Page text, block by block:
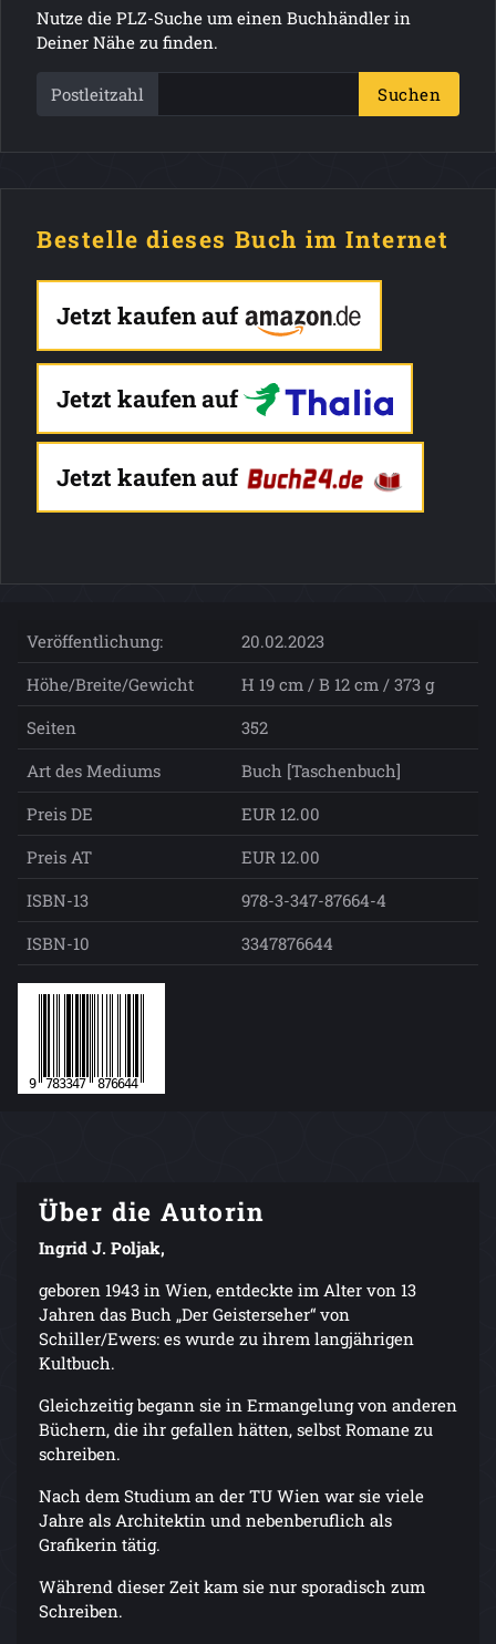
Nutze die PLZ-Suche um einen Buchhändler in
Deiner Nähe zu finden.
Postleitzahl Suchen
Bestelle dieses Buch im Internet
Jetzt kaufen auf
Jetzt kaufen auf
Jetzt kaufen auf
Veröffentlichung:
20.02.2023
Höhe/Breite/Gewicht
H 19 cm / B 12 cm / 373 g
Seiten
352
Art des Mediums
Buch [Taschenbuch]
Preis DE
EUR 12.00
Preis AT
EUR 12.00
ISBN-13
978-3-347-87664-4
ISBN-10
3347876644
Über die Autorin
Ingrid J. Poljak,
geboren 1943 in Wien, entdeckte im Alter von 13
Jahren das Buch „Der Geisterseher“ von
Schiller/Ewers: es wurde zu ihrem langjährigen
Kultbuch.
Gleichzeitig begann sie in Ermangelung von anderen
Büchern, die ihr gefallen hätten, selbst Romane zu
schreiben.
Nach dem Studium an der TU Wien war sie viele
Jahre als Architektin und nebenberuflich als
Grafikerin tätig.
Während dieser Zeit kam sie nur sporadisch zum
Schreiben.